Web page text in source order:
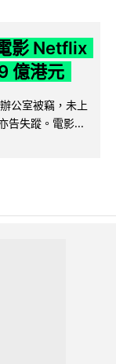
影 Netflix
億港元
公室被竊，未上
告失蹤。電影...